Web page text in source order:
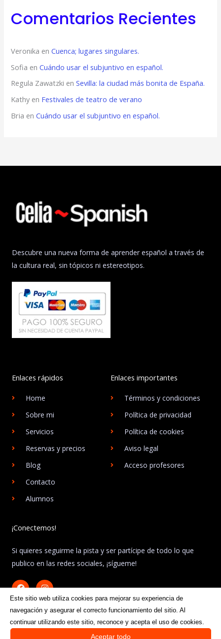
Comentarios Recientes
Veronika enCuenca; lugares singulares.
Sofia enCuándo usar el subjuntivo en español.
Regula Zawatzki enSevilla: la ciudad más bonita de España.
Kathy en Festivales de teatro de verano
Bria enCuándo usar el subjuntivo en español.
Descubre una nueva forma de aprender español a través de
la cultura real, sin tópicos ni estereotipos.
Enlaces rápidos
Home
Sobre mi
Servicios
Reservas y precios
Blog
Contacto
Alumnos
Enlaces importantes
Términos y condiciones
Política de privacidad
Política de cookies
Aviso legal
Acceso profesores
¡Conectemos!
Si quieres seguirme la pista y ser partícipe de todo lo que
publico en las redes sociales, ¡sígueme!
F
a
c
e
b
o
o
I
n
s
t
a
g
r
Este sitio web utiliza cookies para mejorar su experiencia de
navegación y asegurar el correcto funcionamiento del sitio. Al
continuar utilizando este sitio, reconoce y acepta el uso de cookies.
Aceptar todo